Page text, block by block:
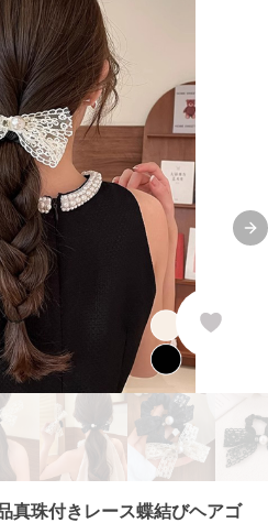
真珠付きレース蝶結びヘアゴ